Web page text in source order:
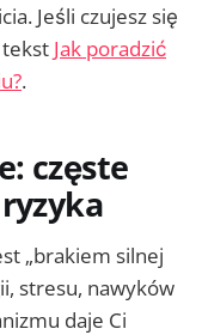
Jeśli czujesz się
Jak poradzić
.
częste
„brakiem silnej
stresu, nawyków
daje Ci